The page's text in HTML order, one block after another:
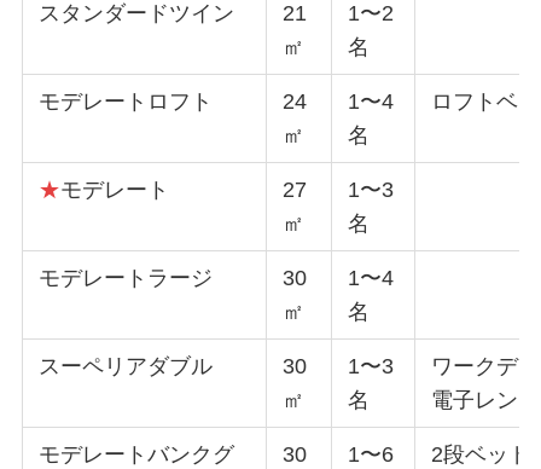
スタンダードツイン
21
㎡
1〜2
名
モデレートロフト
24
㎡
1〜4
名
ロフトベ
★モデレート
27
㎡
1〜3
名
モデレートラージ
30
㎡
1〜4
名
スーペリアダブル
30
㎡
1〜3
名
ワークデ
電子レン
モデレートバンクグ
30
1〜6
2段ベッド